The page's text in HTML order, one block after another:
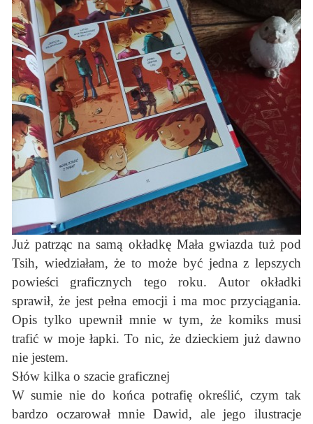
Już patrząc na samą okładkę Mała gwiazda tuż pod
Tsih, wiedziałam, że to może być jedna z lepszych
powieści graficznych tego roku. Autor okładki
sprawił, że jest pełna emocji i ma moc przyciągania.
Opis tylko upewnił mnie w tym, że komiks musi
trafić w moje łapki. To nic, że dzieckiem już dawno
nie jestem.
Słów kilka o szacie graficznej
W sumie nie do końca potrafię określić, czym tak
bardzo oczarował mnie Dawid, ale jego ilustracje